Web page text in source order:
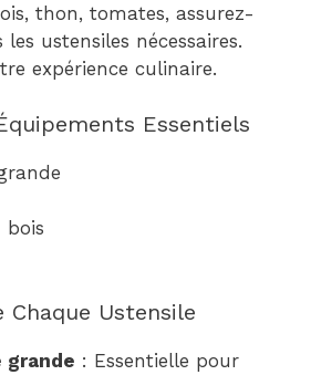
thon, tomates, assurez-
les ustensiles nécessaires.
expérience culinaire.
Essentiels
bois
Chaque Ustensile
grande : Essentielle pour